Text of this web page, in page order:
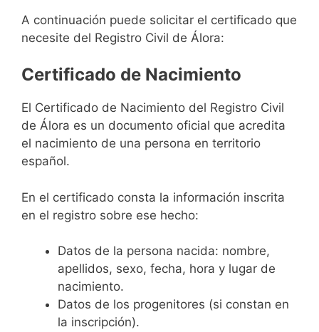
A continuación puede solicitar el certificado que
necesite del Registro Civil de Álora:
Certificado de Nacimiento
El Certificado de Nacimiento del Registro Civil
de Álora es un documento oficial que acredita
el nacimiento de una persona en territorio
español.
En el certificado consta la información inscrita
en el registro sobre ese hecho:
Datos de la persona nacida: nombre,
apellidos, sexo, fecha, hora y lugar de
nacimiento.
Datos de los progenitores (si constan en
la inscripción).